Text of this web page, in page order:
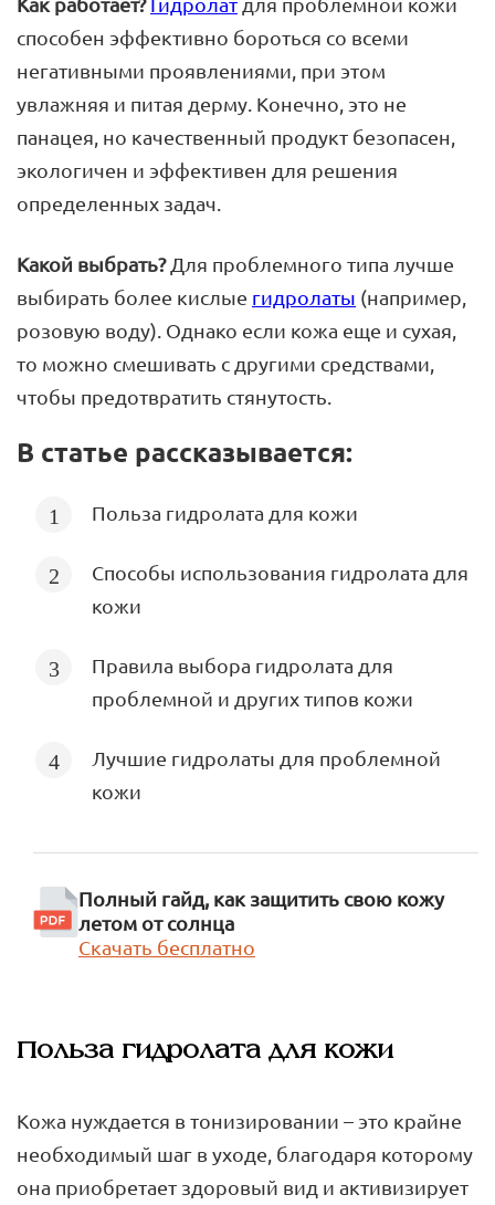
способен эффективно бороться со всеми
негативными проявлениями, при этом
увлажняя и питая дерму. Конечно, это не
панацея, но качественный продукт безопасен,
экологичен и эффективен для решения
определенных задач.
Какой выбрать?Для проблемного типа лучше
выбирать более кислые гидролаты (например,
розовую воду). Однако если кожа еще и сухая,
то можно смешивать с другими средствами,
чтобы предотвратить стянутость.
В статье рассказывается:
Польза гидролата для кожи
Способы использования гидролата для
кожи
Правила выбора гидролата для
проблемной и других типов кожи
Лучшие гидролаты для проблемной
кожи
Полный гайд, как защитить свою кожу
летом от солнца
Скачать бесплатно
Польза гидролата для кожи
Кожа нуждается в тонизировании – это крайне
необходимый шаг в уходе, благодаря которому
она приобретает здоровый вид и активизирует